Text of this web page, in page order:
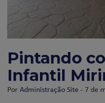
Pintando
Infantil
PorAdministração Site - 7 de